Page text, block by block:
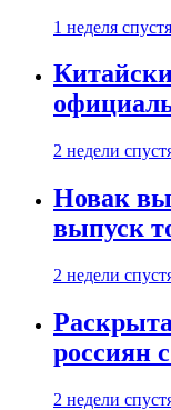
1 неделя спустя
2 недели
Новак
выпуск
2 недели
россиян
2 недели